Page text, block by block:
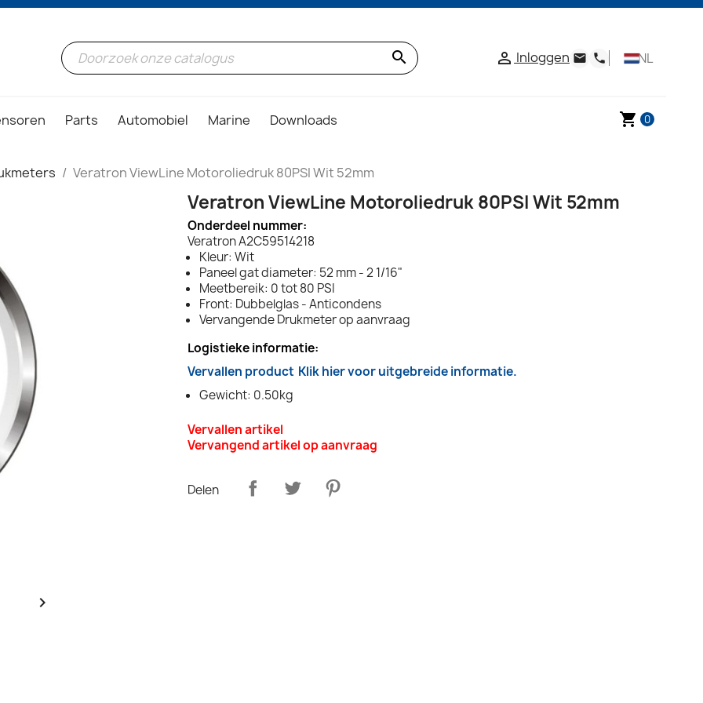
search  Inloggen email phone NL
Parts Automobiel Marine Downloads shopping_cart 0
Veratron ViewLine Motoroliedruk 80PSI Wit 52mm

Veratron ViewLine Motoroliedruk 80PSI Wit 52mm
Onderdeel nummer:
Veratron A2C59514218
Kleur: Wit
Paneel gat diameter: 52 mm - 2 1/16"
Meetbereik: 0 tot 80 PSI
Front: Dubbelglas - Anticondens
Vervangende Drukmeter op aanvraag
Logistieke informatie:
Vervallen product Klik hier voor uitgebreide informatie.
Gewicht: 0.50kg
Vervallen artikel
Vervangend artikel op aanvraag
Delen